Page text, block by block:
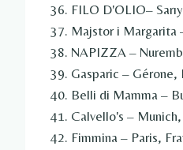
FILO D'OLIO–
Majstor i Margarita
NAPIZZA –
Gasparic – Gérone,
Belli di Mamma –
Calvello's –
Fimmina – Paris,